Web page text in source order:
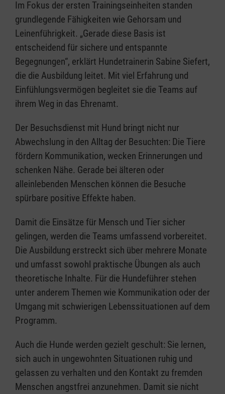
Im Fokus der ersten Trainingseinheiten standen
grundlegende Fähigkeiten wie Gehorsam und
Leinenführigkeit. „Gerade diese Basis ist
entscheidend für sichere und entspannte
Begegnungen“, erklärt Hundetrainerin Sabine Siefert,
die die Ausbildung leitet. Mit viel Erfahrung und
Einfühlungsvermögen begleitet sie die Teams auf
ihrem Weg in das Ehrenamt.
Der Besuchsdienst mit Hund bringt nicht nur
Abwechslung in den Alltag der Besuchten: Die Tiere
fördern Kommunikation, wecken Erinnerungen und
schenken Nähe. Gerade bei älteren oder
alleinlebenden Menschen können die Besuche
spürbare positive Effekte haben.
Damit die Einsätze für Mensch und Tier sicher
gelingen, werden die Teams umfassend vorbereitet.
Die Ausbildung erstreckt sich über mehrere Monate
und umfasst sowohl praktische Übungen als auch
theoretische Inhalte. Für die Hundeführer stehen
unter anderem Themen wie Kommunikation oder der
Umgang mit schwierigen Lebenssituationen auf dem
Programm.
Auch die Hunde werden gezielt geschult: Sie lernen,
sich auch in ungewohnten Situationen ruhig und
gelassen zu verhalten und den Kontakt zu fremden
Menschen angstfrei anzunehmen. Damit sie nicht